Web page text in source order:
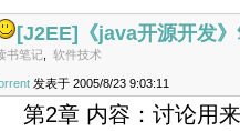
[J2EE] 《java开源开发
书笔记 软件技术
发表于 2005/8/23 9:03:11
第2章 内容：讨论用来